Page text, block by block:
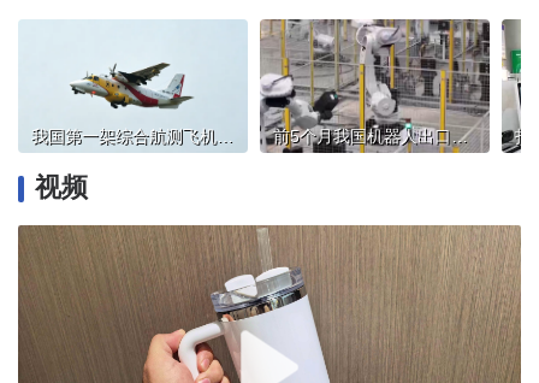
前5个月我国机器人出口近200亿元
视频